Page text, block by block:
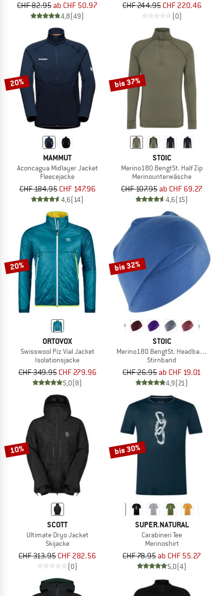
CHF 82.95 ab CHF 50.97
4,8(49)
CHF 244.95 CHF 220.46
(0)
20%
MAMMUT
Aconcagua Midlayer Jacket
Fleecejacke
CHF 184.95 CHF 147.96
4,6(14)
bis 37%
STOIC
Merino180 BengtSt. Half Zip
Merinounterwäsche
CHF 107.95 ab CHF 69.27
4,6(15)
20%
ORTOVOX
Swisswool Piz Vial Jacket
Isolationsjacke
CHF 349.95 CHF 279.96
5,0(8)
bis 32%
STOIC
Merino180 BengtSt. Headband
Stirnband
CHF 26.95 ab CHF 19.01
4,9(21)
10%
SCOTT
Ultimate Dryo Jacket
Skijacke
CHF 313.95 CHF 282.56
(0)
bis 30%
SUPER.NATURAL
Carabineri Tee
Merinoshirt
CHF 78.95 ab CHF 55.27
5,0(4)